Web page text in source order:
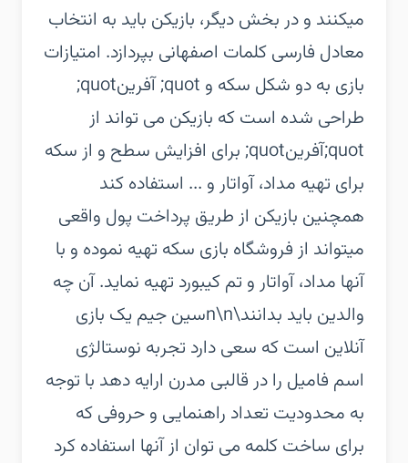
میکنند و در بخش دیگر، بازیکن باید به انتخاب
معادل فارسی کلمات اصفهانی بپردازد. امتیازات
بازی به دو شکل سکه و quot; آفرینquot;
طراحی شده است که بازیکن می تواند از
quot;آفرینquot; برای افزایش سطح و از سکه
برای تهیه مداد، آواتار و ... استفاده کند
همچنین بازیکن از طریق پرداخت پول واقعی
میتواند از فروشگاه بازی سکه تهیه نموده و با
آنها مداد، آواتار و تم کیبورد تهیه نماید. آن چه
والدین باید بدانند\n\nسین جیم یک بازی
آنلاین است که سعی دارد تجربه نوستالژی
اسم فامیل را در قالبی مدرن ارایه دهد با توجه
به محدودیت تعداد راهنمایی و حروفی که
برای ساخت کلمه می توان از آنها استفاده کرد